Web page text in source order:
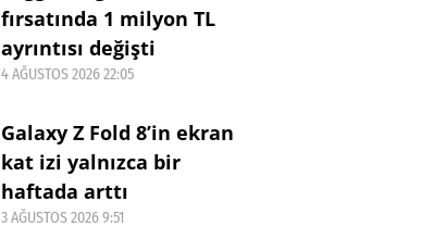
fırsatında 1 milyon TL
ayrıntısı değişti
4 AĞUSTOS 2026 22:05
Galaxy Z Fold 8’in ekran
kat izi yalnızca bir
haftada arttı
3 AĞUSTOS 2026 9:51